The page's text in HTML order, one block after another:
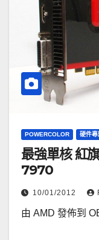
POWERCOLOR 硬件專
最強單核 紅
7970
10/01/2012
由 AMD 發佈到